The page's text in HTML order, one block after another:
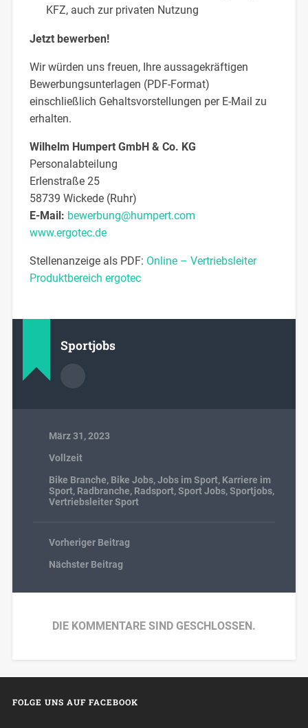
KFZ, auch zur privaten Nutzung
Jetzt bewerben!
Wir würden uns freuen, Ihre aussagekräftigen
Bewerbungsunterlagen (PDF-Format)
einschließlich Gehaltsvorstellungen per E-Mail zu
erhalten.
Wilhelm Humpert GmbH & Co. KG
Personalabteilung
Erlenstraße 25
58739 Wickede (Ruhr)
E-Mail: bewerbung@humpert.com
www.ergotec.de
Stellenanzeige als PDF: Online – Vertriebsleiter
Produktbereich ergotec
Sportjobs
März 31, 2023
Vollzeit
Bike Branche, Bike Jobs,Jobs im Sport, Karriere im
Sport, Radbranche, Radsport,Sport Jobs,Sportjobs,
Vertriebsleiter Sport
Vorheriger Beitrag
Nächster Beitrag
DIE KOMMENTARE SIND GESCHLOSSEN.
FOLGE UNS AUF FACEBOOK